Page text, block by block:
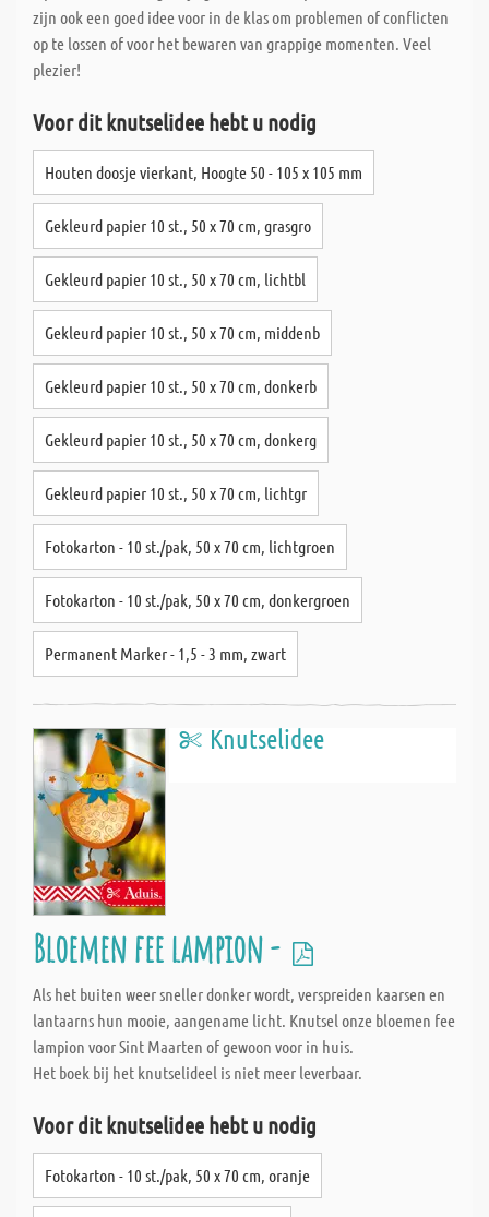
zijn ook een goed idee voor in de klas om problemen of conflicten
op te lossen of voor het bewaren van grappige momenten. Veel
plezier!
Voor dit knutselidee hebt u nodig
Houten doosje vierkant, Hoogte 50 - 105 x 105 mm
Gekleurd papier 10 st., 50 x 70 cm, grasgro
Gekleurd papier 10 st., 50 x 70 cm, lichtbl
Gekleurd papier 10 st., 50 x 70 cm, middenb
Gekleurd papier 10 st., 50 x 70 cm, donkerb
Gekleurd papier 10 st., 50 x 70 cm, donkerg
Gekleurd papier 10 st., 50 x 70 cm, lichtgr
Fotokarton - 10 st./pak, 50 x 70 cm, lichtgroen
Fotokarton - 10 st./pak, 50 x 70 cm, donkergroen
Permanent Marker - 1,5 - 3 mm, zwart
Knutselidee
Bloemen fee lampion -
Als het buiten weer sneller donker wordt, verspreiden kaarsen en
lantaarns hun mooie, aangename licht. Knutsel onze bloemen fee
lampion voor Sint Maarten of gewoon voor in huis.
Het boek bij het knutselideel is niet meer leverbaar.
Voor dit knutselidee hebt u nodig
Fotokarton - 10 st./pak, 50 x 70 cm, oranje